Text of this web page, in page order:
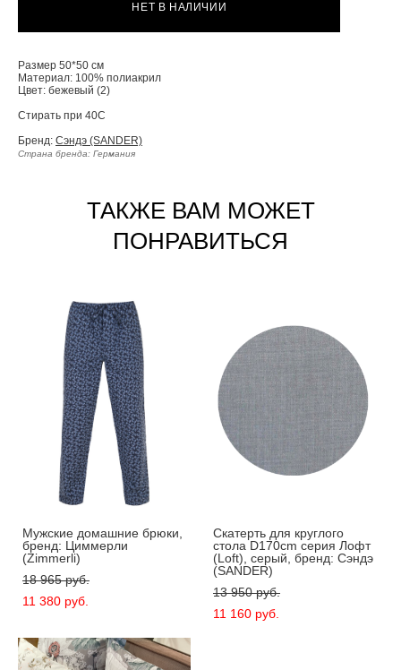
НЕТ В НАЛИЧИИ
Размер 50*50 cм
Материал: 100% полиакрил
Цвет: бежевый (2)
Стирать при 40С
Бренд: Сэндэ (SANDER)
Cтрана бренда: Германия
ТАКЖЕ ВАМ МОЖЕТ
ПОНРАВИТЬСЯ
Мужские домашние брюки,
бренд: Циммерли
(Zimmerli)
18 965 pуб.
11 380 pуб.
Скатерть для круглого
стола D170cm серия Лофт
(Loft), серый, бренд: Сэндэ
(SANDER)
13 950 pуб.
11 160 pуб.